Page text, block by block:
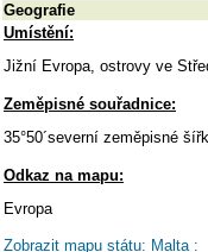
Geografie
Umístění:
Jižní Evropa, ostrovy ve
Zeměpisné souřadnice:
35°50´severní zeměpisné
Odkaz na mapu:
Evropa
Zobrazit mapu státu: Malta :